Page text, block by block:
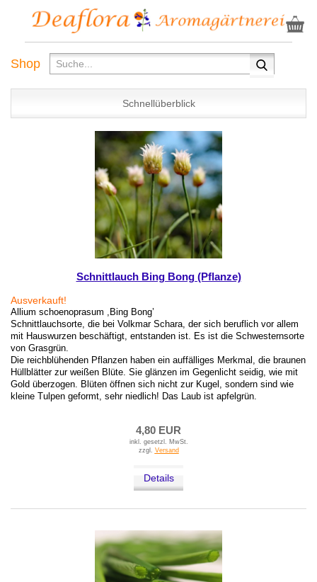
Shop
Schnellüberblick
Schnittlauch Bing Bong (Pflanze)
Ausverkauft!
Allium schoenoprasum ,Bing Bong’
Schnittlauchsorte, die bei Volkmar Schara, der sich beruflich vor allem
mit Hauswurzen beschäftigt, entstanden ist. Es ist die Schwesternsorte
von Grasgrün.
Die reichblühenden Pflanzen haben ein auffälliges Merkmal, die braunen
Hüllblätter zur weißen Blüte. Sie glänzen im Gegenlicht seidig, wie mit
Gold überzogen. Blüten öffnen sich nicht zur Kugel, sondern sind wie
kleine Tulpen geformt, sehr niedlich! Das Laub ist apfelgrün.
4,80 EUR
inkl. gesetzl. MwSt.
zzgl. Versand
Details